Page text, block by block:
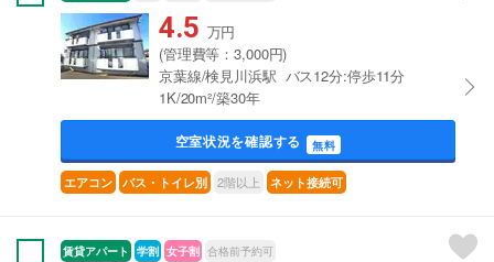
4.5 万円
(管理費等：3,000円)
京葉線/検見川浜駅 バス12分:停歩11分
1K/20m²/築30年
空室状況を確認する 無料
エアコン バス・トイレ別 2階以上 ネット接続可
賃貸アパート 学割 女子割 合格前予約可